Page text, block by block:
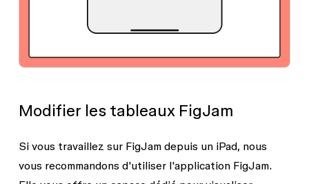
Modifier les tableaux FigJam
Si vous travaillez sur FigJam depuis un iPad, nous
vous recommandons d'utiliser l'application FigJam.